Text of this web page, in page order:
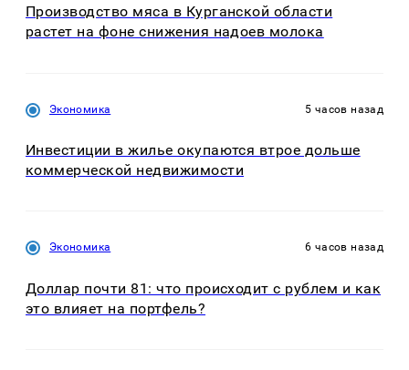
Производство мяса в Курганской области
растет на фоне снижения надоев молока
Экономика 5 часов назад
Инвестиции в жилье окупаются втрое дольше
коммерческой недвижимости
Экономика 6 часов назад
Доллар почти 81: что происходит с рублем и как
это влияет на портфель?